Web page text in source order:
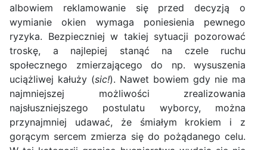
albowiem reklamowanie się przed decyzją o
wymianie okien wymaga poniesienia pewnego
ryzyka. Bezpieczniej w takiej sytuacji pozorować
troskę, a najlepiej stanąć na czele ruchu
społecznego zmierzającego do np. wysuszenia
uciążliwej kałuży (sic!). Nawet bowiem gdy nie ma
najmniejszej możliwości zrealizowania
najsłuszniejszego postulatu wyborcy, można
przynajmniej udawać, że śmiałym krokiem i z
gorącym sercem zmierza się do pożądanego celu.